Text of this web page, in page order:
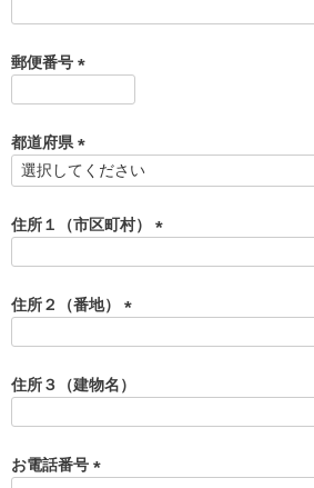
郵便番号
須
)
都道府県
(
須
)
住所１（市区町村）
)
住所２（番地）
須
)
住所３（建物名）
お電話番号